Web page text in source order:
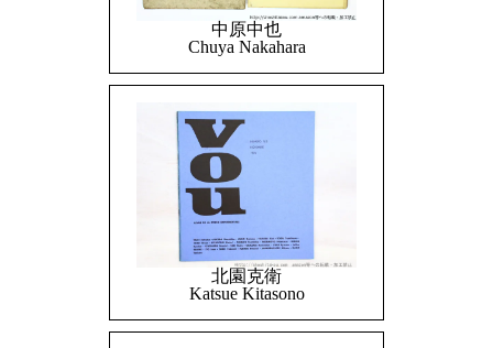
中原中也
Chuya Nakahara
北園克衛
Katsue Kitasono